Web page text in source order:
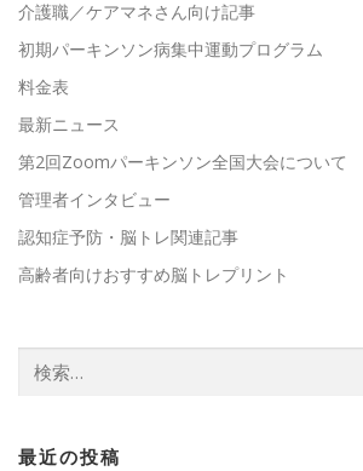
介護職／ケアマネさん向け記事
初期パーキンソン病集中運動プログラム
料金表
最新ニュース
第2回Zoomパーキンソン全国大会について
管理者インタビュー
認知症予防・脳トレ関連記事
高齢者向けおすすめ脳トレプリント
索:
最近の投稿